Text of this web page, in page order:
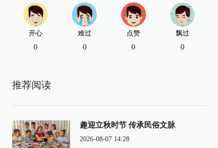
开心
0
难过
0
点赞
0
飘过
0
推荐阅读
趣迎立秋时节 传承民俗文脉
2026-08-07 14:28